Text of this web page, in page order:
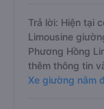
Trả lời: Hiện tại
Limousine
Phương Hồng
thêm thông tin
Xe giường nằm